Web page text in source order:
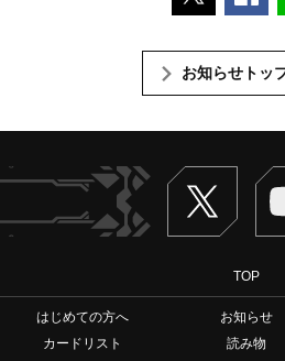
お知らせトッ
Twitter
TOP
はじめての方へ お知らせ
カードリスト
読み物